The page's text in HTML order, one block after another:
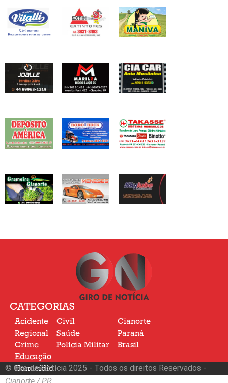
CATEGORIAS
Acidente
Regional
Crime
Civil
Saúde
Polícia Militar
Cianorte
Paraná
Brasil
Educação
Homicídio
Nacional
© Giro de Notícia 2025 - Todos os direitos Reservados -